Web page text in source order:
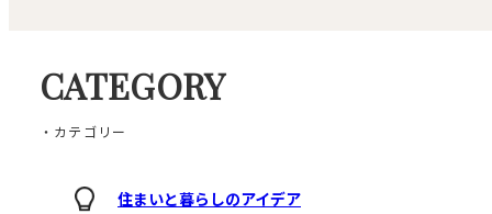
CATEGORY
・カテゴリー
住まいと暮らしのアイデア